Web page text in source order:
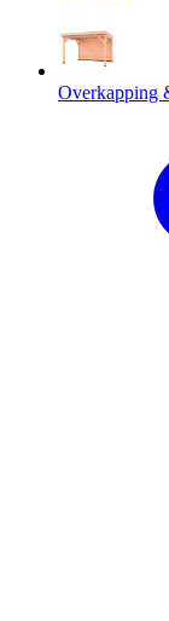
Overkapping